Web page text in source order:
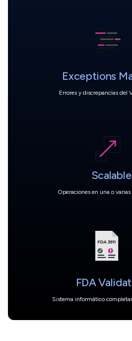
Exceptions
Errores y discrepancias del
Scalable
Operaciones en una o
FDA
Sistema informático